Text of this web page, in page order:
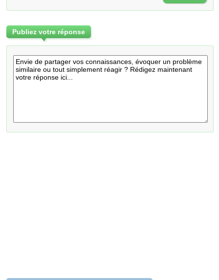
Publiez votre réponse